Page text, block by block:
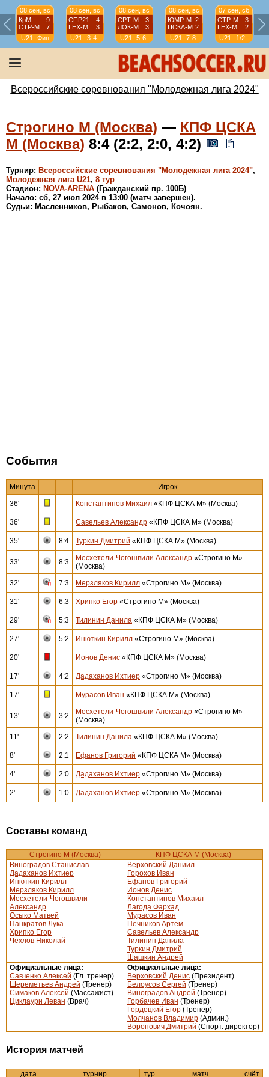
08 сен, вс
КрМ
9
СТР-М
7
U21
Фин
08 сен, вс
СПР21
4
LEX-М
3
U21
3-4
08 сен, вс
СРТ-М
3
ЛОК-М
3
U21
5-6
08 сен, вс
ЮМР-М 2
ЦСКА-М 2
U21
7-8
07 сен, сб
СТР-М
3
LEX-М
2
U21
1/2
Всероссийские соревнования "Молодежная лига 2024"
Строгино М (Москва) — КПФ ЦСКА
М (Москва) 8:4 (2:2, 2:0, 4:2)
Турнир: Всероссийские соревнования "Молодежная лига 2024",
Молодежная лига U21, 8 тур
Стадион: NOVA-ARENA (Гражданский пр. 100Б)
Начало: сб, 27 июл 2024 в 13:00 (матч завершен).
Судьи: Масленников, Рыбаков, Самонов, Кочоян.
События
Минута
Игрок
36'
Константинов Михаил «КПФ ЦСКА М» (Москва)
36' Савельев Александр «КПФ ЦСКА М» (Москва)
35' 8:4 Туркин Дмитрий «КПФ ЦСКА М» (Москва)
33' 8:3 Месхетели-Чогошвили Александр «Строгино М»
(Москва)
32'
7:3 Мерзляков Кирилл «Строгино М» (Москва)
31' 6:3 Хрипко Егор «Строгино М» (Москва)
29' 5:3 Тилинин Данила «КПФ ЦСКА М» (Москва)
27' 5:2 Инюткин Кирилл «Строгино М» (Москва)
20' Ионов Денис «КПФ ЦСКА М» (Москва)
17' 4:2 Дадаханов Ихтиер «Строгино М» (Москва)
17' Мурасов Иван «КПФ ЦСКА М» (Москва)
13' 3:2 Месхетели-Чогошвили Александр «Строгино М»
(Москва)
11'
2:2 Тилинин Данила «КПФ ЦСКА М» (Москва)
8' 2:1 Ефанов Григорий «КПФ ЦСКА М» (Москва)
4' 2:0 Дадаханов Ихтиер «Строгино М» (Москва)
2' 1:0 Дадаханов Ихтиер «Строгино М» (Москва)
Составы команд
Строгино М (Москва)
КПФ ЦСКА М (Москва)
Виноградов Станислав
Дадаханов Ихтиер
Инюткин Кирилл
Мерзляков Кирилл
Месхетели-Чогошвили
Александр
Осыко Матвей
Панкратов Лука
Хрипко Егор
Чехлов Николай
Верховский Даниил
Горохов Иван
Ефанов Григорий
Ионов Денис
Константинов Михаил
Лагода Фархад
Мурасов Иван
Печников Артем
Савельев Александр
Тилинин Данила
Туркин Дмитрий
Шашкин Андрей
Официальные лица:
Савченко Алексей (Гл. тренер)
Шереметьев Андрей (Тренер)
Симаков Алексей (Массажист)
Циклаури Леван (Врач)
Официальные лица:
Верховский Денис (Президент)
Белоусов Сергей (Тренер)
Виноградов Андрей (Тренер)
Горбачев Иван (Тренер)
Гордецкий Егор (Тренер)
Молчанов Владимир (Админ.)
Воронович Дмитрий (Спорт. директор)
История матчей
дата турнир тур матч счёт